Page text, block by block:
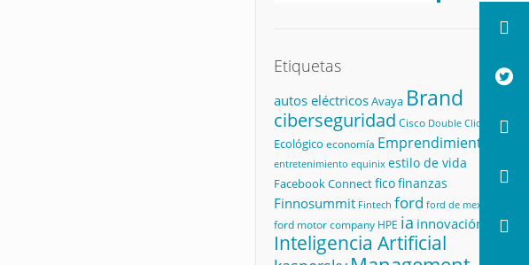
Etiquetas
autos eléctricosAvaya Brand
ciberseguridad Cisco Double Click
Ecológico economía Emprendimiento
entretenimiento equinix estilo de vida
Facebook Connectficofinanzas
Finnosummit Fintech ford ford de mexico
ford motor company HPE ia innovación
Inteligencia Artificial